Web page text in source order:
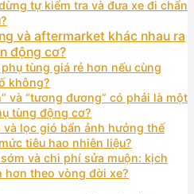
tự kiểm tra và đưa xe đi chẩn
và aftermarket khác nhau ra
động cơ?
tùng giá rẻ hơn nếu cùng
không?
và “tương đương” có phải là một
tùng động cơ?
và lọc gió bẩn ảnh hưởng thế
tiêu hao nhiên liệu?
và chi phí sửa muộn: kịch
hơn theo vòng đời xe?